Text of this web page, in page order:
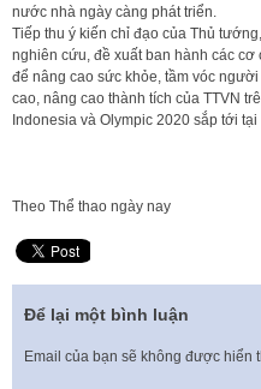
nước nhà ngày càng phát triển.
Tiếp thu ý kiến chỉ đạo của Thủ
nghiên cứu, đề xuất ban hành các
để nâng cao sức khỏe, tầm vóc
cao, nâng cao thành tích của TTVN
Indonesia và Olympic 2020 sắp tới tại
Theo Thể thao ngày nay
Để lại một bình luận
Email của bạn sẽ không được hiển